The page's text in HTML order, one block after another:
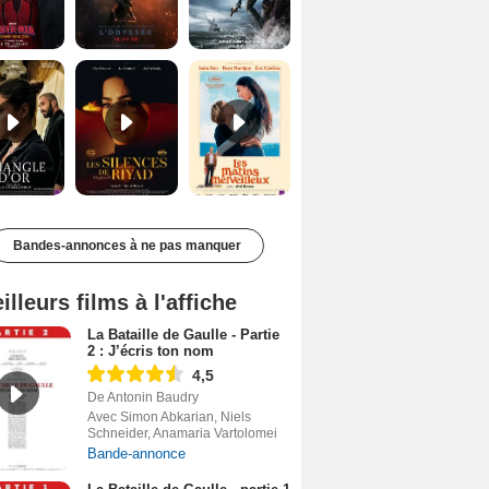
Les Silences de Riyad Bande-annonce VO STFR Les Matins merveilleux Bande-annonce VF
Bandes-annonces à ne pas manquer
films à l'affiche
La Bataille de Gaulle - Partie
2 : J’écris ton nom
4,5
De Antonin Baudry
Avec Simon Abkarian, Niels
Schneider, Anamaria Vartolomei
Bande-annonce